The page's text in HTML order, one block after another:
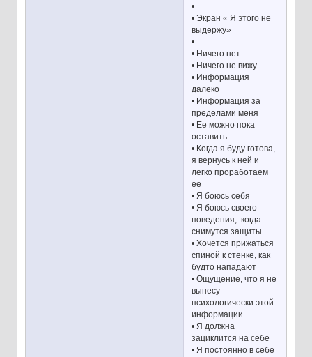
•
• Экран « Я этого не
выдержу»
•
• Ничего нет
• Ничего не вижу
• Информация
далеко
• Информация за
пределами меня
• Ее можно пока
оставить
• Когда я буду готова,
я вернусь к ней и
легко проработаем
ее
• Я боюсь себя
• Я боюсь своего
поведения, когда
снимутся защиты
• Хочется прижаться
спиной к стенке, как
будто нападают
• Ощущение, что я не
вынесу
психологически этой
информации
• Я должна
зациклится на себе
• Я постоянно в себе